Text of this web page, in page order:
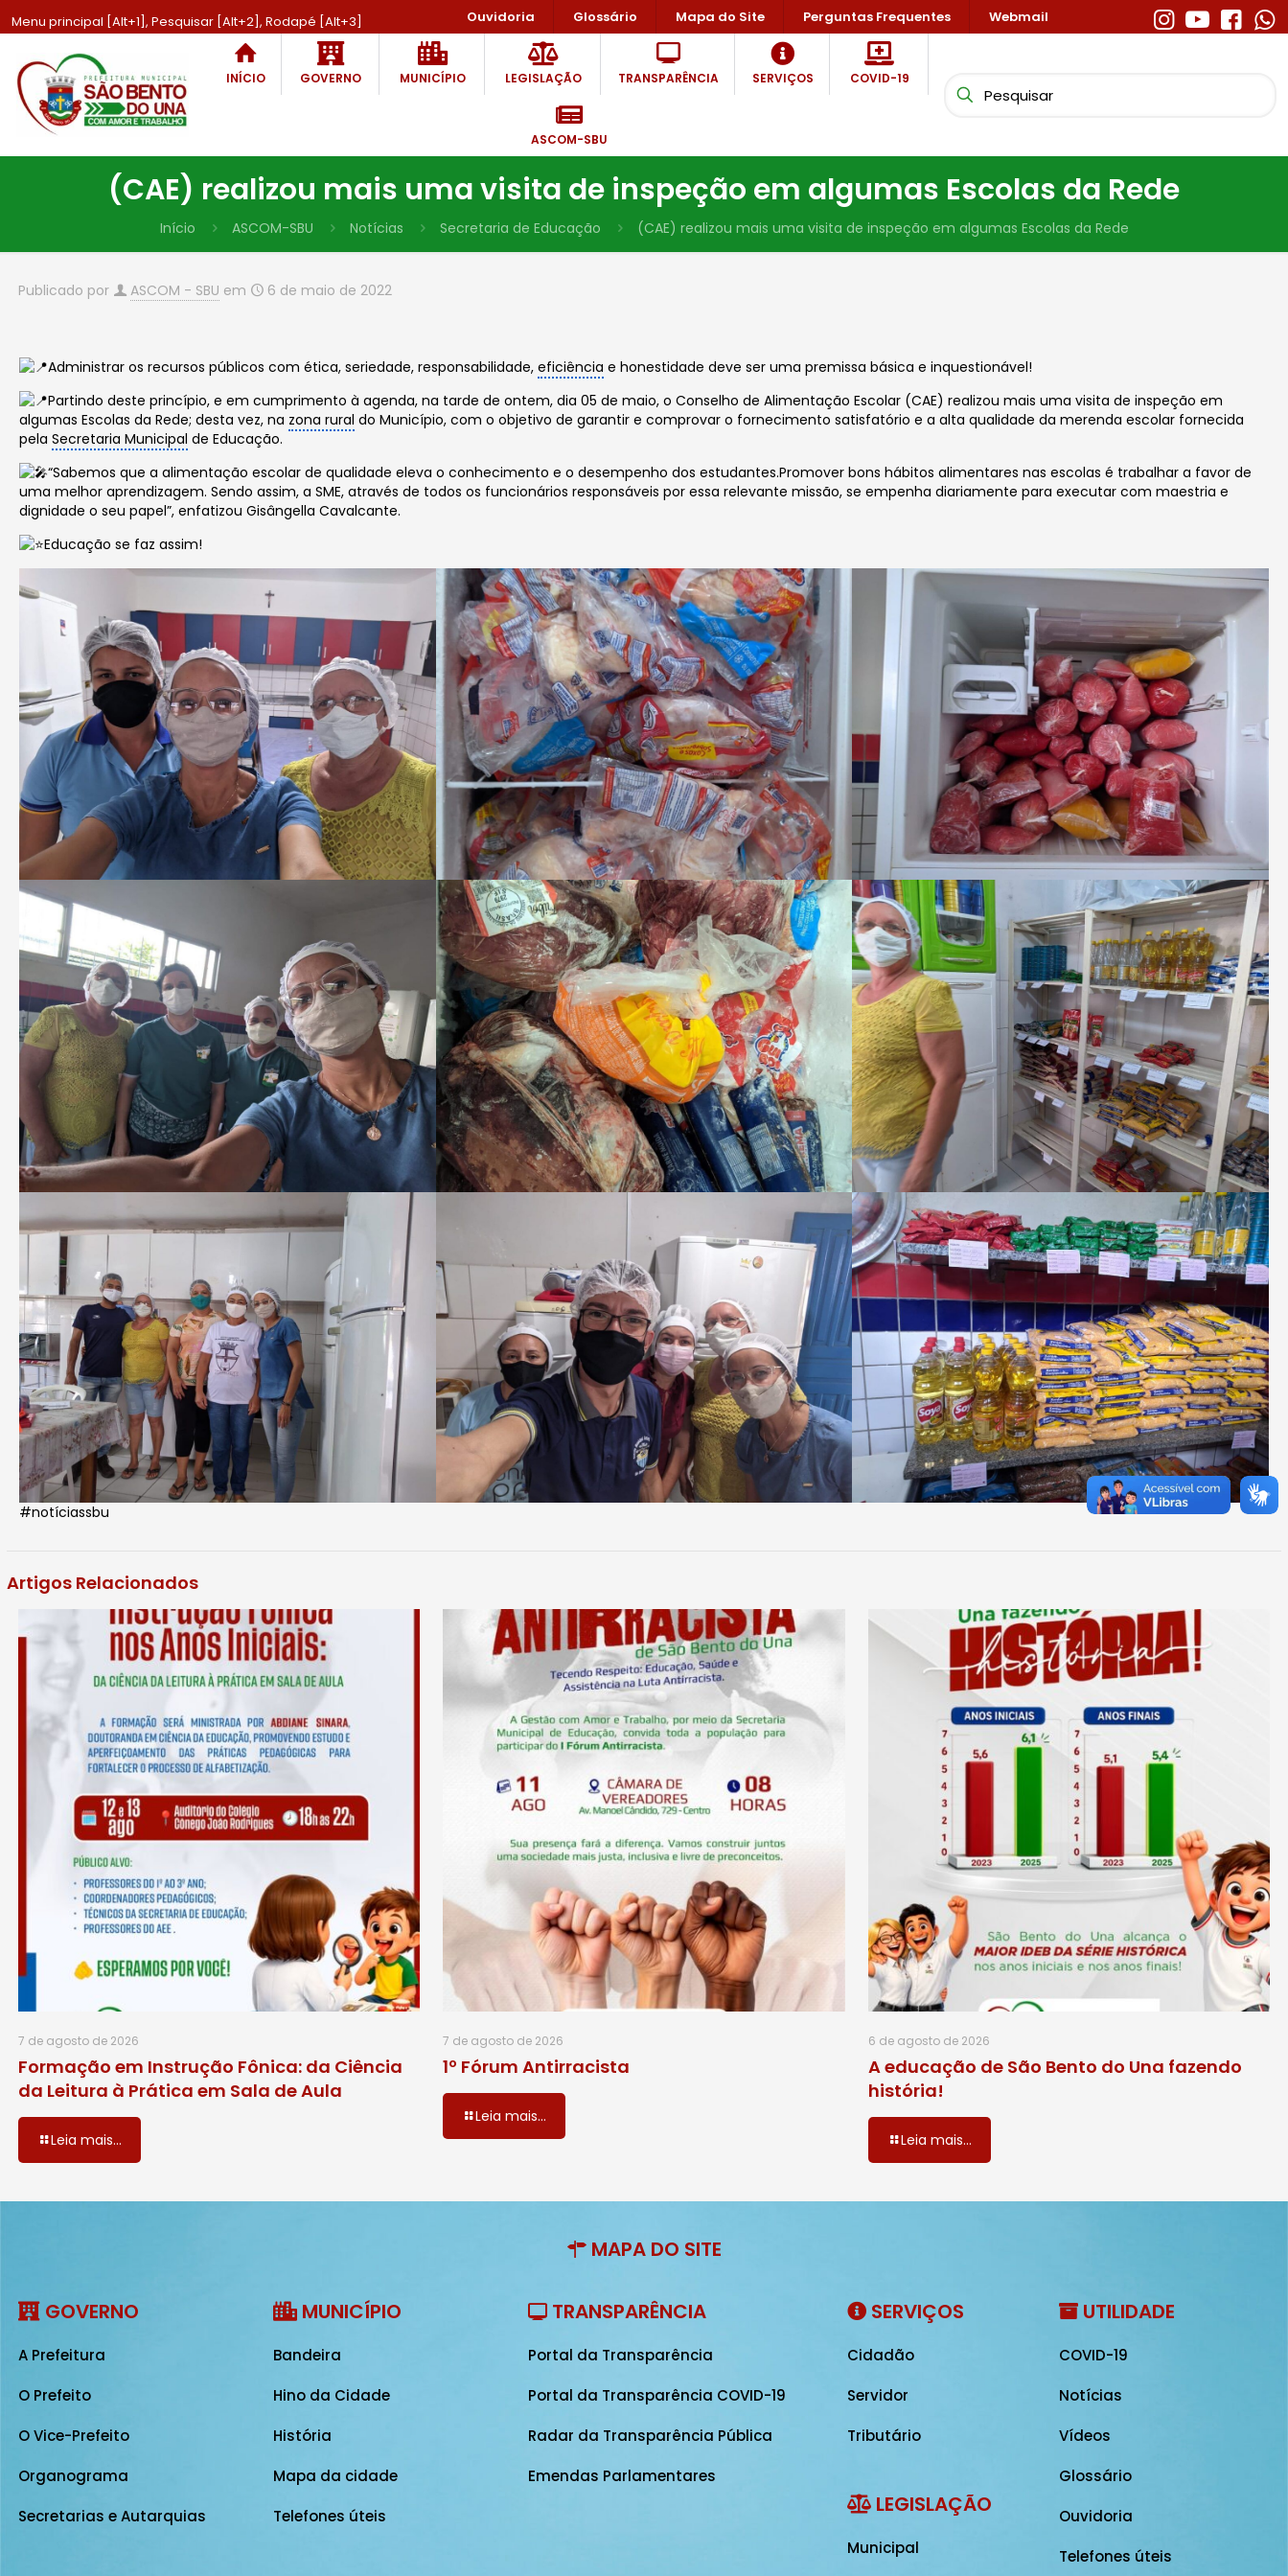
Menu principal [Alt+1], Pesquisar [Alt+2], Rodapé [Alt+3] Ouvidoria Glossário Mapa do Site Perguntas Frequentes Webmail
INÍCIO GOVERNO MUNICÍPIO LEGISLAÇÃO TRANSPARÊNCIA SERVIÇOS COVID-19
ASCOM-SBU
(CAE) realizou mais uma visita de inspeção em algumas Escolas da Rede
Início ASCOM-SBU Notícias Secretaria de Educação (CAE) realizou mais uma visita de inspeção em algumas Escolas da Rede
Publicado por ASCOM - SBU em 6 de maio de 2022
Administrar os recursos públicos com ética, seriedade, responsabilidade,eficiência e honestidade deve ser uma premissa básica e inquestionável!
Partindo deste princípio, e em cumprimento à agenda, na tarde de ontem, dia 05 de maio, o Conselho de Alimentação Escolar (CAE) realizou mais uma visita de inspeção em
algumas Escolas da Rede; desta vez, na zona rural do Município, com o objetivo de garantir e comprovar o fornecimento satisfatório e a alta qualidade da merenda escolar fornecida
pelaSecretaria Municipal de Educação.
“Sabemos que a alimentação escolar de qualidade eleva o conhecimento e o desempenho dos estudantes.Promover bons hábitos alimentares nas escolas é trabalhar a favor de
uma melhor aprendizagem. Sendo assim, a SME, através de todos os funcionários responsáveis por essa relevante missão, se empenha diariamente para executar com maestria e
dignidade o seu papel”, enfatizou Gisângella Cavalcante.
Educação se faz assim!
#notíciassbu
Artigos Relacionados
7 de agosto de 2026
Formação em Instrução Fônica: da Ciência
da Leitura à Prática em Sala de Aula
Leia mais...
7 de agosto de 2026
1º Fórum Antirracista
Leia mais...
6 de agosto de 2026
A educação de São Bento do Una fazendo
história!
Leia mais...
MAPA DO SITE
GOVERNO
A Prefeitura
O Prefeito
O Vice-Prefeito
Organograma
Secretarias e Autarquias
MUNICÍPIO
Bandeira
Hino da Cidade
História
Mapa da cidade
Telefones úteis
TRANSPARÊNCIA
Portal da Transparência
Portal da Transparência COVID-19
Radar da Transparência Pública
Emendas Parlamentares
SERVIÇOS
Cidadão
Servidor
Tributário
LEGISLAÇÃO
Municipal
UTILIDADE
COVID-19
Notícias
Vídeos
Glossário
Ouvidoria
Telefones úteis